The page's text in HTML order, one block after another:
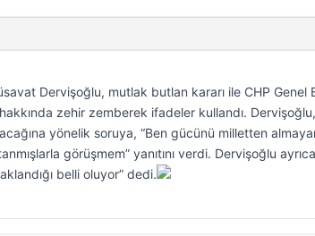
Dervişoğlu, mutlak butlan kararı ile CHP Genel
zehir zemberek ifadeler kullandı.
yönelik soruya, “Ben gücünü milletten
görüşmem” yanıtını verdi. Dervişoğlu ayrıca,
belli oluyor” dedi.